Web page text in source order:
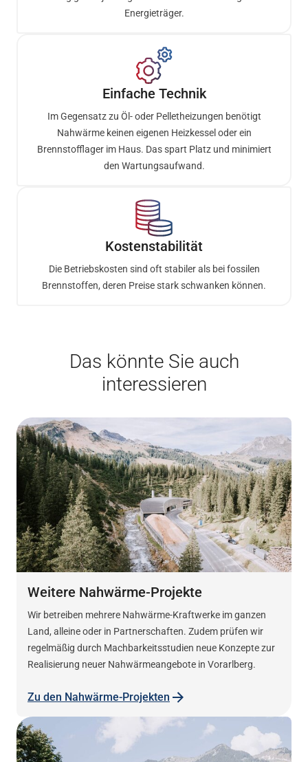
Energieträger.
Einfache Technik
Im Gegensatz zu Öl- oder Pelletheizungen benötigt
Nahwärme keinen eigenen Heizkessel oder ein
Brennstofflager im Haus. Das spart Platz und minimiert
den Wartungsaufwand.
Kostenstabilität
Die Betriebskosten sind oft stabiler als bei fossilen
Brennstoffen, deren Preise stark schwanken können.
Das könnte Sie auch
interessieren
Weitere Nahwärme-Projekte
Wir betreiben mehrere Nahwärme-Kraftwerke im ganzen
Land, alleine oder in Partnerschaften. Zudem prüfen wir
regelmäßig durch Machbarkeitsstudien neue Konzepte zur
Realisierung neuer Nahwärmeangebote in Vorarlberg.
Zu den Nahwärme-Projekten